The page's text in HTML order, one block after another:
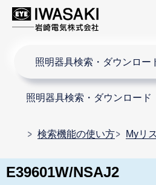
照明器具検索・ダウンロー
照明器具検索・ダウンロード
検索機能の使い方 Myリ
E39601W/NSAJ2